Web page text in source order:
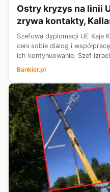
Ostry kryzys na linii
zrywa kontakty,
Szefowa dyplomacji UE Kaja
ceni sobie dialog i
ich kontynuowanie. Szef
uwagę na temat I...
Bankier.pl